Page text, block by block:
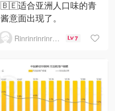
🇧🇪适合亚洲人口味的青
酱意面出现了。
Rinrinrinrinrinrinrin 7